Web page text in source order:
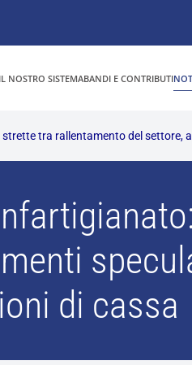
IL NOSTRO SISTEMABANDI E CONTRIBUTI
tra rallentamento del
di cassa